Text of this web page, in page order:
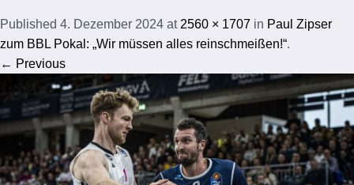
Published 4. Dezember 2024 at 2560 × 1707 in Paul Zipser
zum BBL Pokal: „Wir müssen alles reinschmeißen!“.
← Previous